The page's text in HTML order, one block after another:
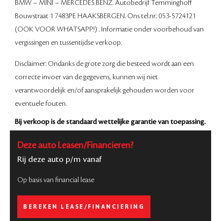
BMW – MINI – MERCEDES BENZ. Autobedrijf Temminghoff
Bouwstraat 1 7483PE HAAKSBERGEN. Ons tel.nr.: 053-5724121
(OOK VOOR WHATSAPP!) . Informatie onder voorbehoud van
vergissingen en tussentijdse verkoop.
Disclaimer: Ondanks de grote zorg die besteed wordt aan een
correcte invoer van de gegevens, kunnen wij niet
verantwoordelijk en/of aansprakelijk gehouden worden voor
eventuele fouten.
Bij verkoop is de standaard wettelijke garantie van toepassing.
Deze auto Leasen/Financieren?
Rij deze auto p/m vanaf
Op basis van financial lease
BEREKEN LEASE/FINANCIERING